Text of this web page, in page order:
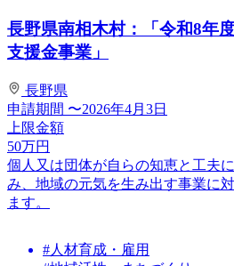
長野県南相木村：「令和8年
支援金事業」
長野県
申請期間 〜2026年4月3日
上限金額
50万円
個人又は団体が自らの知恵と工夫
み、地域の元気を生み出す事業に
ます。
#人材育成・雇用